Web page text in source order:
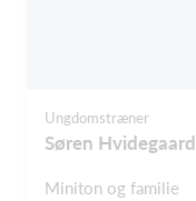
Ungdomstræner
Søren Hvidegaard
Miniton og familie